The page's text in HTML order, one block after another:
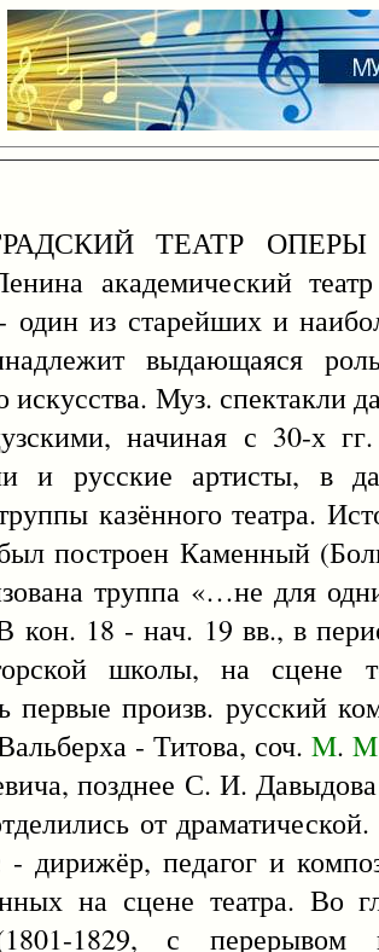
ТЕАТР ОПЕРЫ
академический
один из старейших и
выдающаяся
искусства. Муз. спектакли
начиная с 30-х
и русские артисты, в
казённого театра.
построен Каменный
труппа «…не для
кон. 18 - нач. 19 вв., в
школы, на сцене
первые произв. русский
- Титова, соч. M. M
позднее С. И.
от
дирижёр, педагог и
на сцене театра. Во
1829, с перерывом